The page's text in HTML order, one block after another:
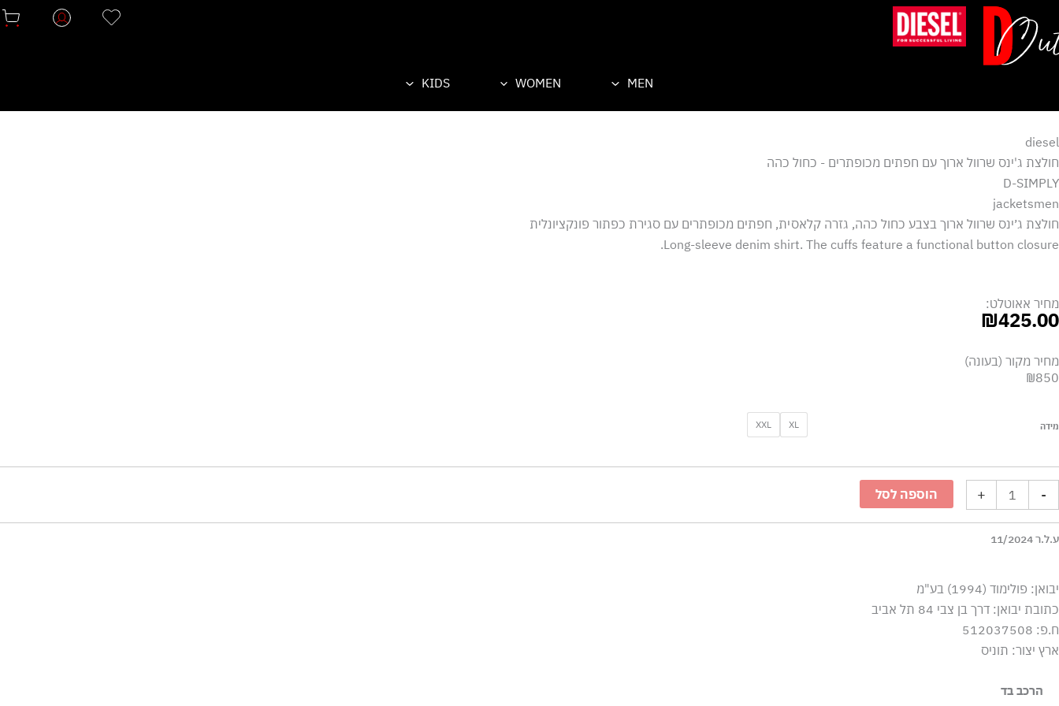
לתוכן
MEN
WOMEN
KIDS
diesel
חולצת ג'ינס שרוול ארוך עם חפתים מכופתרים - כחול כהה
D-SIMPLY
jacketsmen
חולצת ג׳ינס שרוול ארוך בצבע כחול כהה, גזרה קלאסית, חפתים מכופתרים עם סגירת כפתור פונקציונלית
Long-sleeve denim shirt. The cuffs feature a functional button closure.
מחיר אאוטלט:
₪425.00
מחיר מקור (בעונה)
₪850
מידה XL
XXL
-
ג'ינס
שרוול
ארוך
עם
מכופתרים
+ הוספה לסל
ע.ל.ר 11/2024
יבואן: פולימוד (1994) בע"מ
כתובת יבואן: דרך בן צבי 84 תל אביב
ח.פ: 512037508
ארץ יצור: תוניס
הרכב בד